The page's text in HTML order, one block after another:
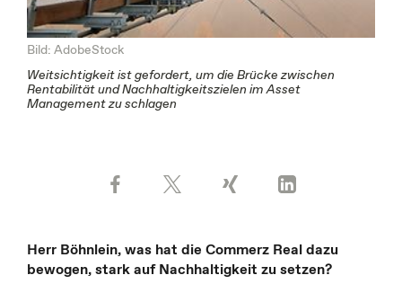
Bild: AdobeStock
Weitsichtigkeit ist gefordert, um die Brücke zwischen
Rentabilität und Nachhaltigkeitszielen im Asset
Management zu schlagen
Herr Böhnlein, was hat die Commerz Real dazu
bewogen, stark auf Nachhaltigkeit zu setzen?